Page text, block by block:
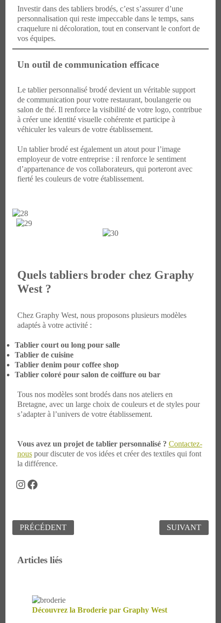
Investir dans des tabliers brodés, c’est s’assurer d’une
personnalisation qui reste impeccable dans le temps, sans
craquelure ni décoloration, tout en conservant le confort de
vos équipes.
Un outil de communication efficace
Le tablier personnalisé brodé devient un véritable support
de communication pour votre restaurant, boulangerie ou
salon de thé. Il renforce la visibilité de votre logo, contribue
à créer une identité visuelle cohérente et participe à
véhiculer les valeurs de votre établissement.
Un tablier brodé est également un atout pour l’image
employeur de votre entreprise : il renforce le sentiment
d’appartenance de vos collaborateurs, qui porteront avec
fierté les couleurs de votre établissement.
Quels tabliers broder chez Graphy
West ?
Chez Graphy West, nous proposons plusieurs modèles
adaptés à votre activité :
Tablier court ou long pour salle
Tablier de cuisine
Tablier denim pour coffee shop
Tablier coloré pour salon de coiffure ou bar
Tous nos modèles sont brodés dans nos ateliers en
Bretagne, avec un large choix de couleurs et de styles pour
s’adapter à l’univers de votre établissement.
Vous avez un projet de tablier personnalisé ? Contactez-
nouspour discuter de vos idées et créer des textiles qui font
la différence.
Instagram Facebook
Navigation
l’article
PRÉCÉDENT SUIVANT
Articles liés
Découvrez la Broderie par Graphy West